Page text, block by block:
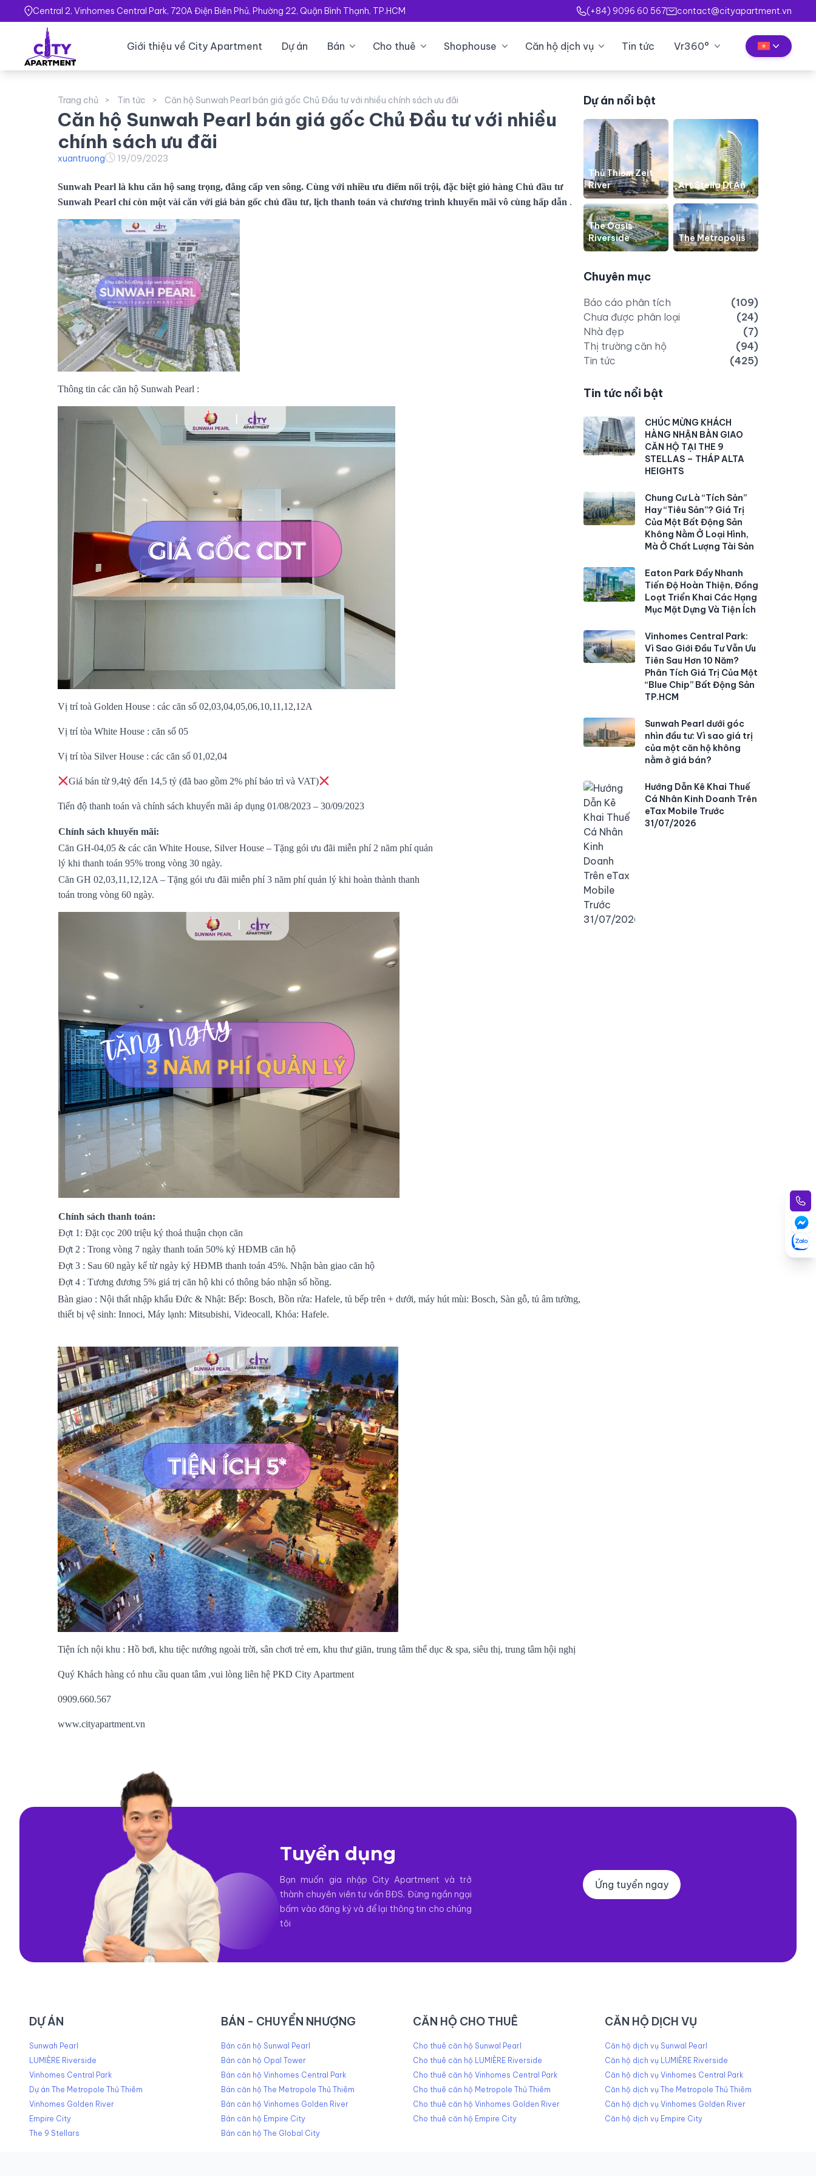
Central 2, Vinhomes Central Park, 720A Điện Biên Phủ, Phường 22, Quận Bình Thạnh, TP.HCM (+84) 9096 60 567 contact@cityapartment.vn
Giới thiệu về City Apartment Dự án Bán Cho thuê Shophouse Căn hộ dịch vụ Tin tức Vr360°
Trang chủ Tin tức Căn hộ Sunwah Pearl bán giá gốc Chủ Đầu tư với nhiều chính sách ưu đãi
Căn hộ Sunwah Pearl bán giá gốc Chủ Đầu tư với nhiều
chính sách ưu đãi
xuantruong 19/09/2023
Sunwah Pearl là khu căn hộ sang trọng, đẳng cấp ven sông. Cùng với nhiều ưu điểm nổi trội, đặc biệt giỏ hàng Chủ đầu tư
Sunwah Pearl chỉ còn một vài căn với giá bán gốc chủ đầu tư, lịch thanh toán và chương trình khuyến mãi vô cùng hấp dẫn .
Thông tin các căn hộ Sunwah Pearl :
Vị trí toà Golden House : các căn số 02,03,04,05,06,10,11,12,12A
Vị trí tòa White House : căn số 05
Vị trí tòa Silver House : các căn số 01,02,04
Giá bán từ 9,4tỷ đến 14,5 tỷ (đã bao gồm 2% phí bảo trì và VAT)
Tiến độ thanh toán và chính sách khuyến mãi áp dụng 01/08/2023 – 30/09/2023
Chính sách khuyến mãi:
Căn GH-04,05 & các căn White House, Silver House – Tặng gói ưu đãi miễn phí 2 năm phí quản
lý khi thanh toán 95% trong vòng 30 ngày.
Căn GH 02,03,11,12,12A – Tặng gói ưu đãi miễn phí 3 năm phí quản lý khi hoàn thành thanh
toán trong vòng 60 ngày.
Chính sách thanh toán:
Đợt 1: Đặt cọc 200 triệu ký thoả thuận chọn căn
Đợt 2 : Trong vòng 7 ngày thanh toán 50% ký HĐMB căn hộ
Đợt 3 : Sau 60 ngày kể từ ngày ký HĐMB thanh toán 45%. Nhận bàn giao căn hộ
Đợt 4 : Tương đương 5% giá trị căn hộ khi có thông báo nhận sổ hồng.
Bàn giao : Nội thất nhập khẩu Đức & Nhật: Bếp: Bosch, Bồn rửa: Hafele, tủ bếp trên + dưới, máy hút mùi: Bosch, Sàn gỗ, tủ âm tường,
thiết bị vệ sinh: Innoci, Máy lạnh: Mitsubishi, Videocall, Khóa: Hafele.
Tiện ích nội khu : Hồ bơi, khu tiệc nướng ngoài trời, sân chơi trẻ em, khu thư giãn, trung tâm thể dục & spa, siêu thị, trung tâm hội nghị
Quý Khách hàng có nhu cầu quan tâm ,vui lòng liên hệ PKD City Apartment
0909.660.567
www.cityapartment.vn
Dự án nổi bật
Thủ Thiêm Zeit
River
Art Stella Dĩ An
The Oasis
Riverside
The Metropolis
Chuyên mục
Báo cáo phân tích
(109)
Chưa được phân loại
(24)
Nhà đẹp
(7)
Thị trường căn hộ
(94)
Tin tức
(425)
Tin tức nổi bật
CHÚC MỪNG KHÁCH
HÀNG NHẬN BÀN GIAO
CĂN HỘ TẠI THE 9
STELLAS – THÁP ALTA
HEIGHTS
Chung Cư Là “Tích Sản”
Hay “Tiêu Sản”? Giá Trị
Của Một Bất Động Sản
Không Nằm Ở Loại Hình,
Mà Ở Chất Lượng Tài Sản
Eaton Park Đẩy Nhanh
Tiến Độ Hoàn Thiện, Đồng
Loạt Triển Khai Các Hạng
Mục Mặt Dựng Và Tiện Ích
Vinhomes Central Park:
Vì Sao Giới Đầu Tư Vẫn Ưu
Tiên Sau Hơn 10 Năm?
Phân Tích Giá Trị Của Một
“Blue Chip” Bất Động Sản
TP.HCM
Sunwah Pearl dưới góc
nhìn đầu tư: Vì sao giá trị
của một căn hộ không
nằm ở giá bán?
Hướng Dẫn Kê Khai Thuế
Cá Nhân Kinh Doanh Trên
eTax Mobile Trước
31/07/2026
Tuyển dụng
Bạn muốn gia nhập City Apartment và trở
thành chuyên viên tư vấn BĐS. Đừng ngần ngại
bấm vào đăng ký và để lại thông tin cho chúng
tôi
Ứng tuyển ngay
DỰ ÁN
Sunwah Pearl
LUMIÈRE Riverside
Vinhomes Central Park
Dự án The Metropole Thủ Thiêm
Vinhomes Golden River
Empire City
The 9 Stellars
BÁN - CHUYỂN NHƯỢNG
Bán căn hộ Sunwal Pearl
Bán căn hộ Opal Tower
Bán căn hộ Vinhomes Central Park
Bán căn hộ The Metropole Thủ Thiêm
Bán căn hộ Vinhomes Golden River
Bán căn hộ Empire City
Bán căn hộ The Global City
CĂN HỘ CHO THUÊ
Cho thuê căn hộ Sunwal Pearl
Cho thuê căn hộ LUMIÈRE Riverside
Cho thuê căn hộ Vinhomes Central Park
Cho thuê căn hộ Metropole Thủ Thiêm
Cho thuê căn hộ Vinhomes Golden River
Cho thuê căn hộ Empire City
CĂN HỘ DỊCH VỤ
Căn hộ dịch vụ Sunwal Pearl
Căn hộ dịch vụ LUMIÈRE Riverside
Căn hộ dịch vụ Vinhomes Central Park
Căn hộ dịch vụ The Metropole Thủ Thiêm
Căn hộ dịch vụ Vinhomes Golden River
Căn hộ dịch vụ Empire City